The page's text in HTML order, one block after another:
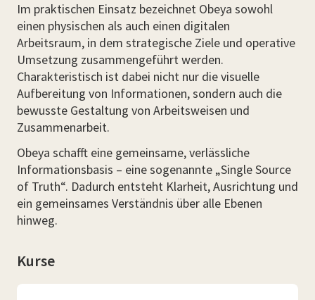
Im praktischen Einsatz bezeichnet Obeya sowohl
einen physischen als auch einen digitalen
Arbeitsraum, in dem strategische Ziele und operative
Umsetzung zusammengeführt werden.
Charakteristisch ist dabei nicht nur die visuelle
Aufbereitung von Informationen, sondern auch die
bewusste Gestaltung von Arbeitsweisen und
Zusammenarbeit.
Obeya schafft eine gemeinsame, verlässliche
Informationsbasis – eine sogenannte „Single Source
of Truth“. Dadurch entsteht Klarheit, Ausrichtung und
ein gemeinsames Verständnis über alle Ebenen
hinweg.
Kurse